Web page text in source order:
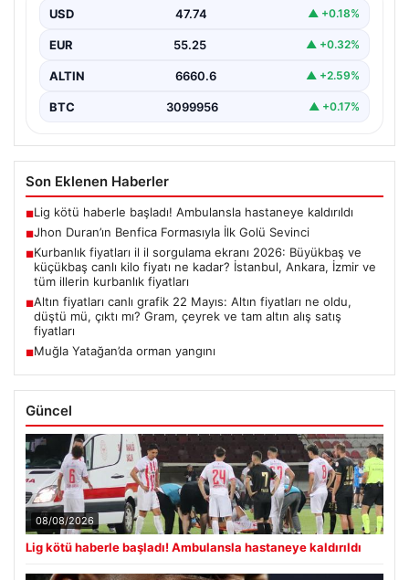
maçında adeta parladı ve taraftarların kalbini…
USD 47.74 ▲ +0.18%
EUR 55.25 ▲ +0.32%
ALTIN 6660.6 ▲ +2.59%
BTC 3099956 ▲ +0.17%
Son Eklenen Haberler
■Lig kötü haberle başladı! Ambulansla hastaneye kaldırıldı
■Jhon Duran’ın Benfica Formasıyla İlk Golü Sevinci
■Kurbanlık fiyatları il il sorgulama ekranı 2026: Büyükbaş ve
küçükbaş canlı kilo fiyatı ne kadar? İstanbul, Ankara, İzmir ve
tüm illerin kurbanlık fiyatları
■Altın fiyatları canlı grafik 22 Mayıs: Altın fiyatları ne oldu,
düştü mü, çıktı mı? Gram, çeyrek ve tam altın alış satış
fiyatları
■Muğla Yatağan’da orman yangını
Güncel
08/08/2026
Lig kötü haberle başladı! Ambulansla hastaneye kaldırıldı